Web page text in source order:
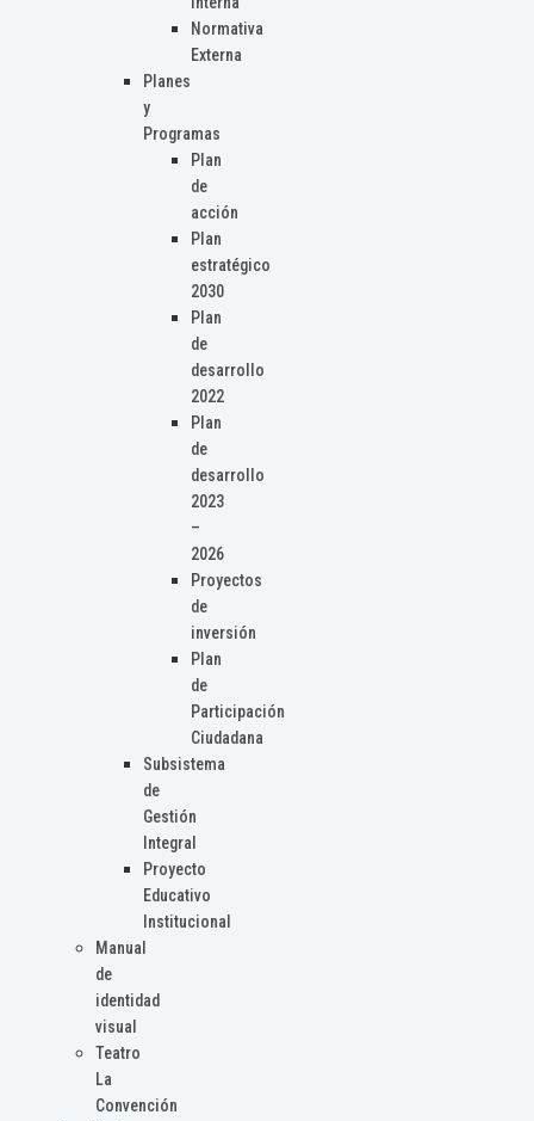
Normativa
Externa
Planes
y
Programas
Plan
de
acción
Plan
estratégico
2030
Plan
de
desarrollo
2022
Plan
de
desarrollo
2023
–
2026
Proyectos
de
inversión
Plan
de
Participación
Ciudadana
Subsistema
de
Gestión
Integral
Proyecto
Educativo
Institucional
Manual
de
identidad
visual
Teatro
La
Convención